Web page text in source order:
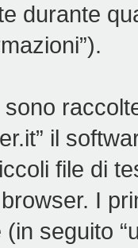
durante
il
file di
I
seguito